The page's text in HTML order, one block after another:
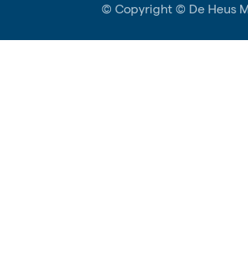
© Copyright © De Heus